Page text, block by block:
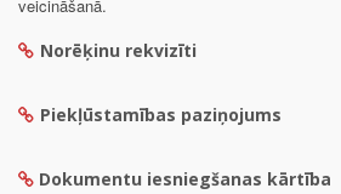
veicināšanā.
Norēķinu rekvizīti
Piekļūstamības paziņojums
Dokumentu iesniegšanas kārtība